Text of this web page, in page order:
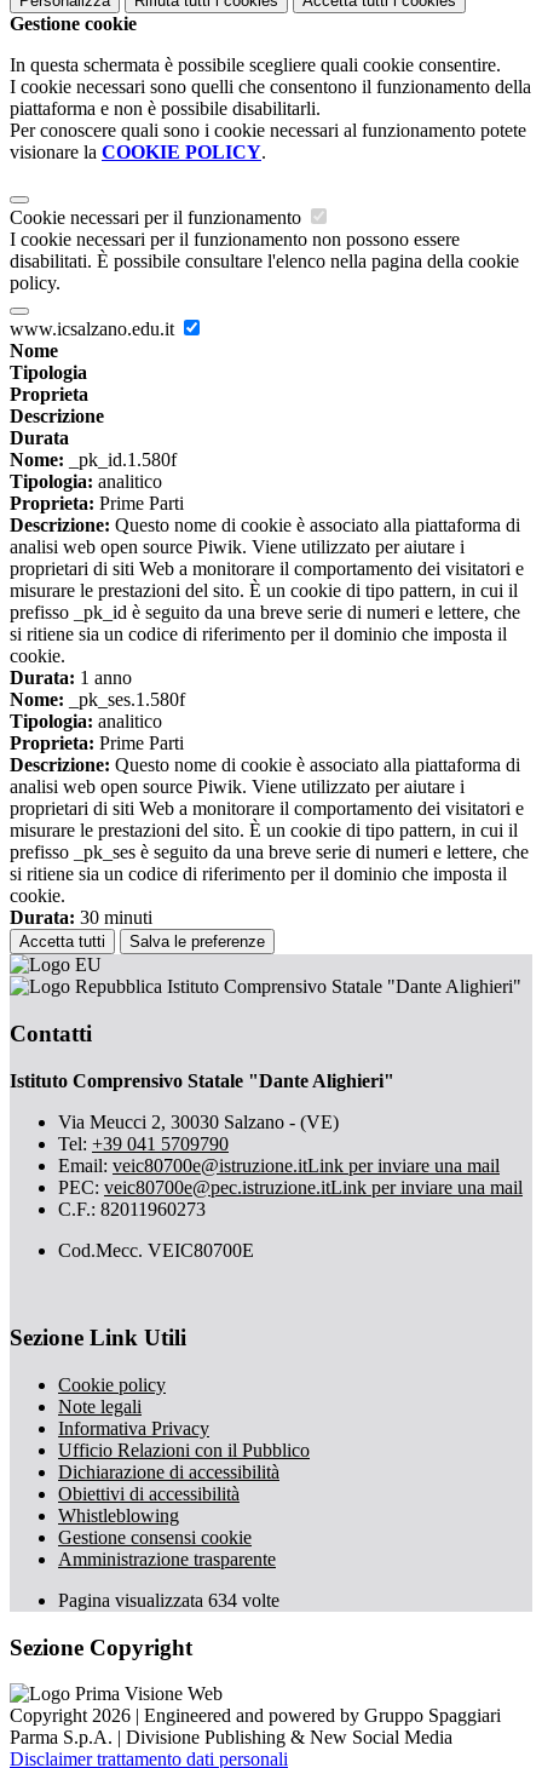
Gestione cookie
In questa schermata è possibile scegliere quali cookie consentire.
I cookie necessari sono quelli che consentono il funzionamento della
piattaforma e non è possibile disabilitarli.
Per conoscere quali sono i cookie necessari al funzionamento potete
visionare la COOKIE POLICY.
Cookie necessari per il funzionamento
I cookie necessari per il funzionamento non possono essere
disabilitati. È possibile consultare l'elenco nella pagina della cookie
policy.
www.icsalzano.edu.it
Nome
Tipologia
Proprieta
Descrizione
Durata
Nome: _pk_id.1.580f
Tipologia: analitico
Proprieta: Prime Parti
Descrizione: Questo nome di cookie è associato alla piattaforma di
analisi web open source Piwik. Viene utilizzato per aiutare i
proprietari di siti Web a monitorare il comportamento dei visitatori e
misurare le prestazioni del sito. È un cookie di tipo pattern, in cui il
prefisso _pk_id è seguito da una breve serie di numeri e lettere, che
si ritiene sia un codice di riferimento per il dominio che imposta il
cookie.
Durata: 1 anno
Nome: _pk_ses.1.580f
Tipologia: analitico
Proprieta: Prime Parti
Descrizione: Questo nome di cookie è associato alla piattaforma di
analisi web open source Piwik. Viene utilizzato per aiutare i
proprietari di siti Web a monitorare il comportamento dei visitatori e
misurare le prestazioni del sito. È un cookie di tipo pattern, in cui il
prefisso _pk_ses è seguito da una breve serie di numeri e lettere, che
si ritiene sia un codice di riferimento per il dominio che imposta il
cookie.
Durata: 30 minuti
Accetta tutti Salva le preferenze
Istituto Comprensivo Statale "Dante Alighieri"
Contatti
Istituto Comprensivo Statale "Dante Alighieri"
Via Meucci 2, 30030 Salzano - (VE)
Tel: +39 041 5709790
Email: veic80700e@istruzione.itLink per inviare una mail
PEC: veic80700e@pec.istruzione.itLink per inviare una mail
C.F.: 82011960273
Cod.Mecc. VEIC80700E
Sezione Link Utili
Cookie policy
Note legali
Informativa Privacy
Ufficio Relazioni con il Pubblico
Dichiarazione di accessibilità
Obiettivi di accessibilità
Whistleblowing
Gestione consensi cookie
Amministrazione trasparente
Pagina visualizzata 634 volte
Sezione Copyright
Copyright 2026 | Engineered and powered by Gruppo Spaggiari
Parma S.p.A. | Divisione Publishing & New Social Media
Disclaimer trattamento dati personali